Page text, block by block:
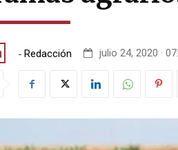
- Redacción julio 24, 2020 ·